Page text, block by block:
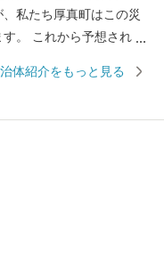
私たち厚真町はこの災
。 これから予想される
と評
体紹介をもっと見る